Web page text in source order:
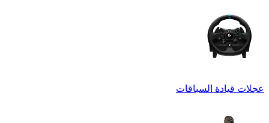
عجلات قيادة السباقات